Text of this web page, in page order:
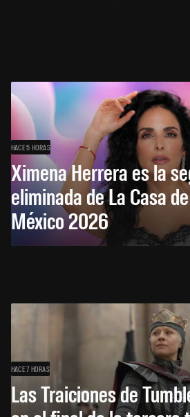
HACE 5 HORAS
Ximena Herrera es la
eliminada de La Casa
México 2026
HACE 7 HORAS
Las Traiciones de